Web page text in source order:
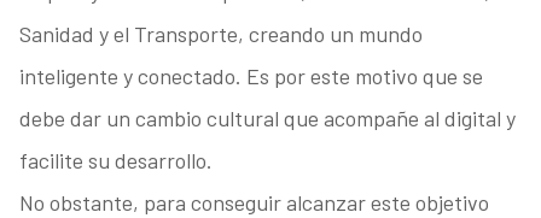
Sanidad y el Transporte, creando un mundo
inteligente y conectado. Es por este motivo que se
debe dar un cambio cultural que acompañe al digital y
facilite su desarrollo.
No obstante, para conseguir alcanzar este objetivo